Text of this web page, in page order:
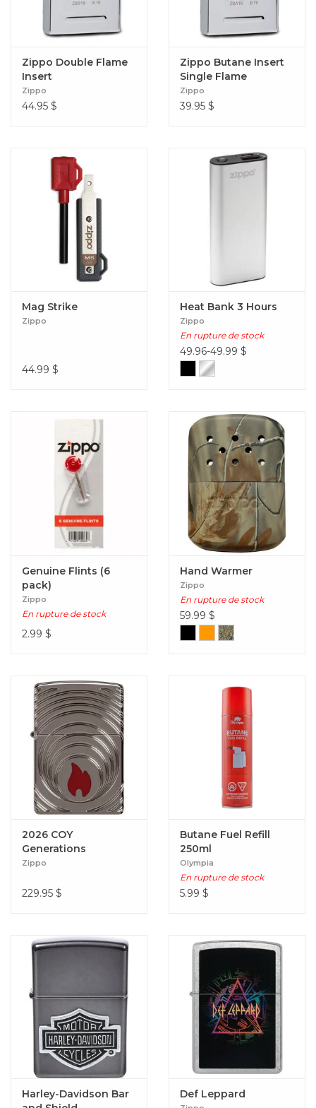
Zippo Double Flame
Insert
Zippo
44.95 $
Zippo Butane Insert
Single Flame
Zippo
39.95 $
Mag Strike
Zippo
44.99 $
Heat Bank 3 Hours
Zippo
En rupture de stock
49.96-49.99 $
Genuine Flints (6
pack)
Zippo
En rupture de stock
2.99 $
Hand Warmer
Zippo
En rupture de stock
59.99 $
2026 COY
Generations
Americas
Zippo
229.95 $
Butane Fuel Refill
250ml
Olympia
En rupture de stock
5.99 $
Harley-Davidson Bar
Def Leppard